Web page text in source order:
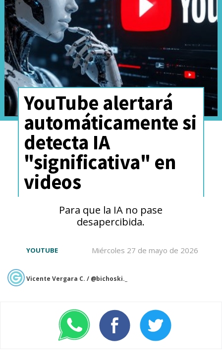
Desde entonces, el equipo de
YouTubeha repetido en
múltiples ocasiones que la
aplicación llegaría "pronto",
aunque sin concretar alguna
fecha en específico.
YouTube alertará
automáticamente si
detecta IA
"significativa" en
videos
Para que la IA no pase
desapercibida.
Miércoles 27 de mayo de 2026
YOUTUBE
Vicente Vergara C. / @bichoski._